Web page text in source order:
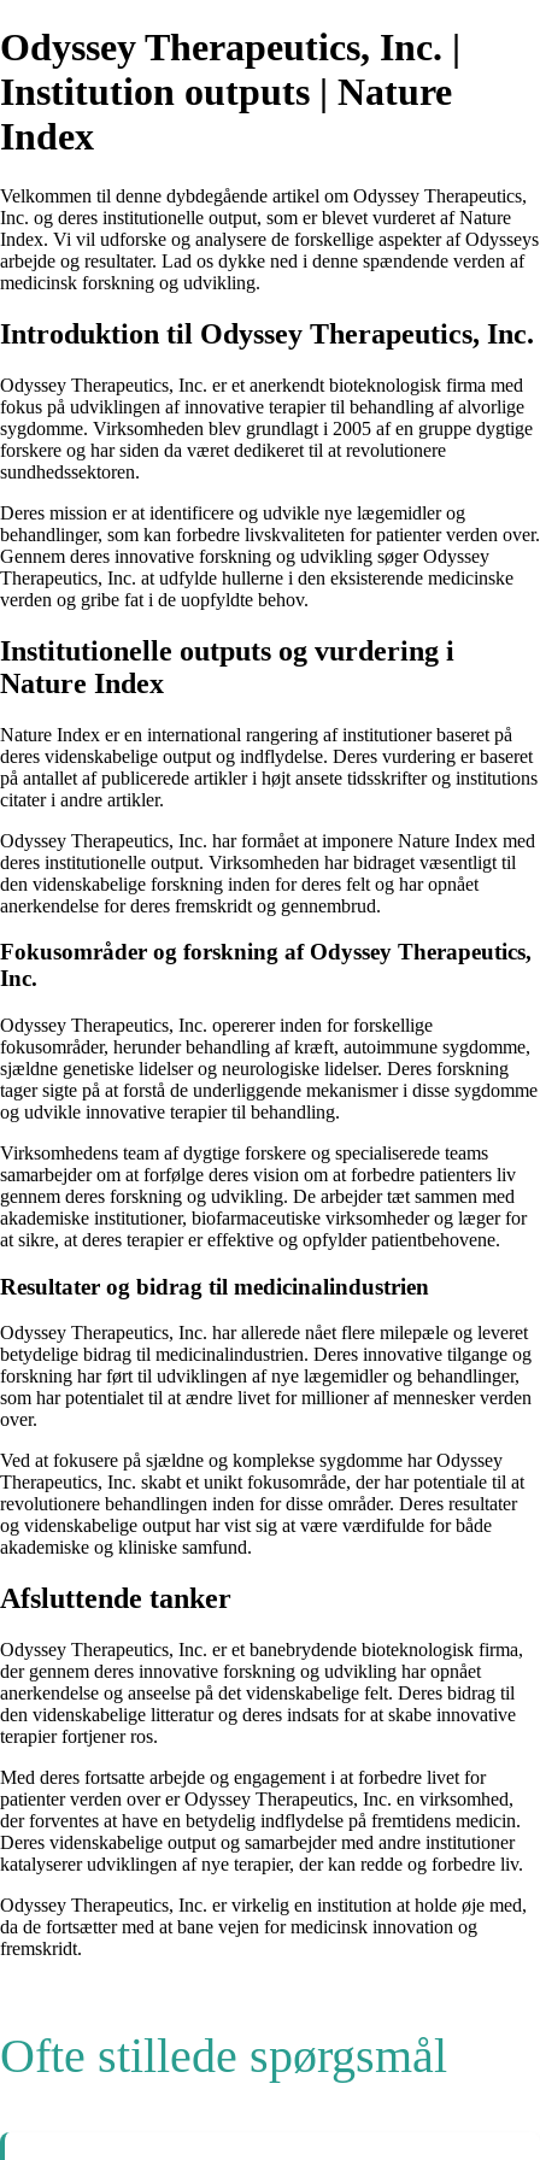
Odyssey Therapeutics, Inc. |
Institution outputs | Nature
Index
Velkommen til denne dybdegående artikel om Odyssey Therapeutics,
Inc. og deres institutionelle output, som er blevet vurderet af Nature
Index. Vi vil udforske og analysere de forskellige aspekter af Odysseys
arbejde og resultater. Lad os dykke ned i denne spændende verden af
medicinsk forskning og udvikling.
Introduktion til Odyssey Therapeutics, Inc.
Odyssey Therapeutics, Inc. er et anerkendt bioteknologisk firma med
fokus på udviklingen af innovative terapier til behandling af alvorlige
sygdomme. Virksomheden blev grundlagt i 2005 af en gruppe dygtige
forskere og har siden da været dedikeret til at revolutionere
sundhedssektoren.
Deres mission er at identificere og udvikle nye lægemidler og
behandlinger, som kan forbedre livskvaliteten for patienter verden over.
Gennem deres innovative forskning og udvikling søger Odyssey
Therapeutics, Inc. at udfylde hullerne i den eksisterende medicinske
verden og gribe fat i de uopfyldte behov.
Institutionelle outputs og vurdering i
Nature Index
Nature Index er en international rangering af institutioner baseret på
deres videnskabelige output og indflydelse. Deres vurdering er baseret
på antallet af publicerede artikler i højt ansete tidsskrifter og institutions
citater i andre artikler.
Odyssey Therapeutics, Inc. har formået at imponere Nature Index med
deres institutionelle output. Virksomheden har bidraget væsentligt til
den videnskabelige forskning inden for deres felt og har opnået
anerkendelse for deres fremskridt og gennembrud.
Fokusområder og forskning af Odyssey Therapeutics,
Inc.
Odyssey Therapeutics, Inc. opererer inden for forskellige
fokusområder, herunder behandling af kræft, autoimmune sygdomme,
sjældne genetiske lidelser og neurologiske lidelser. Deres forskning
tager sigte på at forstå de underliggende mekanismer i disse sygdomme
og udvikle innovative terapier til behandling.
Virksomhedens team af dygtige forskere og specialiserede teams
samarbejder om at forfølge deres vision om at forbedre patienters liv
gennem deres forskning og udvikling. De arbejder tæt sammen med
akademiske institutioner, biofarmaceutiske virksomheder og læger for
at sikre, at deres terapier er effektive og opfylder patientbehovene.
Resultater og bidrag til medicinalindustrien
Odyssey Therapeutics, Inc. har allerede nået flere milepæle og leveret
betydelige bidrag til medicinalindustrien. Deres innovative tilgange og
forskning har ført til udviklingen af nye lægemidler og behandlinger,
som har potentialet til at ændre livet for millioner af mennesker verden
over.
Ved at fokusere på sjældne og komplekse sygdomme har Odyssey
Therapeutics, Inc. skabt et unikt fokusområde, der har potentiale til at
revolutionere behandlingen inden for disse områder. Deres resultater
og videnskabelige output har vist sig at være værdifulde for både
akademiske og kliniske samfund.
Afsluttende tanker
Odyssey Therapeutics, Inc. er et banebrydende bioteknologisk firma,
der gennem deres innovative forskning og udvikling har opnået
anerkendelse og anseelse på det videnskabelige felt. Deres bidrag til
den videnskabelige litteratur og deres indsats for at skabe innovative
terapier fortjener ros.
Med deres fortsatte arbejde og engagement i at forbedre livet for
patienter verden over er Odyssey Therapeutics, Inc. en virksomhed,
der forventes at have en betydelig indflydelse på fremtidens medicin.
Deres videnskabelige output og samarbejder med andre institutioner
katalyserer udviklingen af nye terapier, der kan redde og forbedre liv.
Odyssey Therapeutics, Inc. er virkelig en institution at holde øje med,
da de fortsætter med at bane vejen for medicinsk innovation og
fremskridt.
Ofte stillede spørgsmål